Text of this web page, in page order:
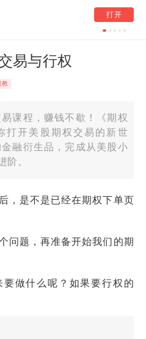
美股前瞻 | 市场看
打开
易与行权
教
课程，赚钱不歇！《期权
打开美股期权交易的新世
融衍生品，完成从美股小
阶。
，是不是已经在期权下单页
问题，再准备开始我们的期
做什么呢？如果要行权的